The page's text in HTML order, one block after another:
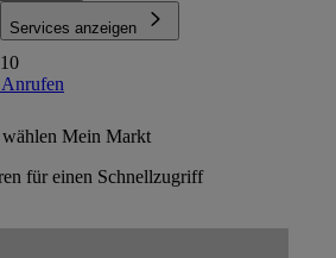
Services anzeigen
Anrufen
Mein Markt
für einen Schnellzugriff